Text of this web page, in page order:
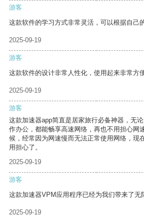
游客
这款软件的学习方式非常灵活，可以根据自己
2025-09-19
游客
这款软件的设计非常人性化，使用起来非常方便
2025-09-19
游客
这款加速器app简直是居家旅行必备神器，无
作办公，都能畅享高速网络，再也不用担心网
候，经常因为网速慢而无法正常使用网络，现
用担心了。
2025-09-19
游客
这款加速器VPM应用程序已经为我们带来了无
2025-09-19